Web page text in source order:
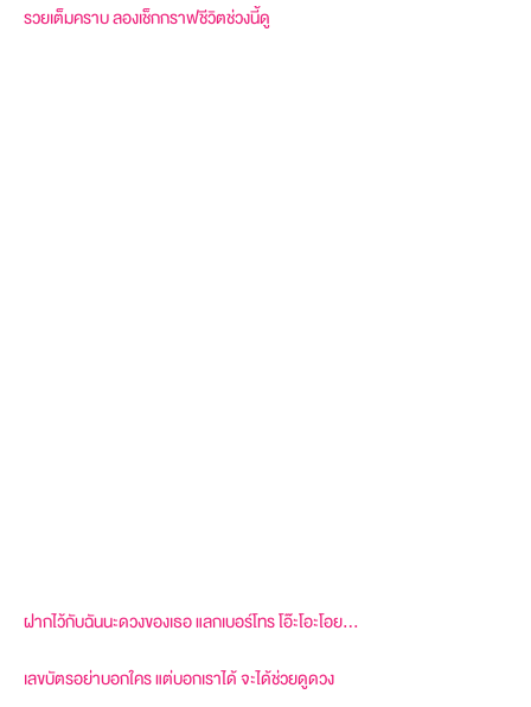
รวยเต็มคราบ ลองเช็กกราฟชีวิตช่วงนี้ดู
ฝากไว้กับฉันนะดวงของเธอ แลกเบอร์โทร โอ๊ะโอะโอย…
เลขบัตรอย่าบอกใคร แต่บอกเราได้ จะได้ช่วยดูดวง